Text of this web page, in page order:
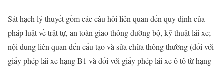
Sát hạch lý thuyết gồm các câu hỏi liên quan đến quy định của
pháp luật về trật tự, an toàn giao thông đường bộ, kỹ thuật lái xe;
nội dung liên quan đến cấu tạo và sửa chữa thông thường (đối với
giấy phép lái xe hạng B1 và đối với giấy phép lái xe ô tô từ hạng